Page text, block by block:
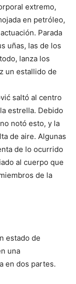
extremo,
en petróleo,
Parada
uñas, las de los
lanza los
un estallido de
saltó al centro
estrella. Debido
notó esto, y la
de aire. Algunas
de lo ocurrido
al cuerpo que
de la
estado de
una
en dos partes.